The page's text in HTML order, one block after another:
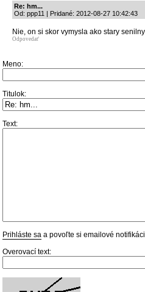
Re: hm...
Od: ppp11 | Pridané: 2012-08-27 10:42:43
Nie, on si skor vymysla ako stary
Odpovedať
Meno:
Titulok:
Text:
Prihláste sa a povoľte si emailové
Overovací text: